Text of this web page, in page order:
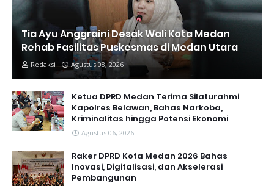
Tia Ayu Anggraini Desak Wali Kota Medan
Rehab Fasilitas Puskesmas di Medan Utara
Redaksi Agustus 08, 2026
Ketua DPRD Medan Terima Silaturahmi
Kapolres Belawan, Bahas Narkoba,
Kriminalitas hingga Potensi Ekonomi
Agustus 06, 2026
Raker DPRD Kota Medan 2026 Bahas
Inovasi, Digitalisasi, dan Akselerasi
Pembangunan